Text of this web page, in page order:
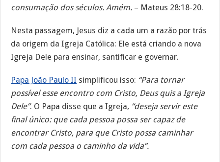
consumação dos séculos. Amém. – Mateus 28:18-20.
Nesta passagem, Jesus diz a cada um a razão por trás
da origem da Igreja Católica: Ele está criando a nova
Igreja Dele para ensinar, santificar e governar.
Papa João Paulo II simplificou isso: “Para tornar
possível esse encontro com Cristo, Deus quis a Igreja
Dele”. O Papa disse que a Igreja, “deseja servir este
final único: que cada pessoa possa ser capaz de
encontrar Cristo, para que Cristo possa caminhar
com cada pessoa o caminho da vida”.